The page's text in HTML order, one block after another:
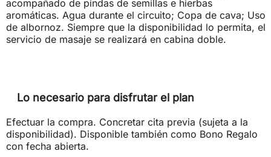
acompañado de pindas de semillas e hierbas
aromáticas. Agua durante el circuito; Copa de cava; Uso
de albornoz. Siempre que la disponibilidad lo permita, el
servicio de masaje se realizará en cabina doble.
Lo necesario para disfrutar el plan
Efectuar la compra. Concretar cita previa (sujeta a la
disponibilidad). Disponible también como Bono Regalo
con fecha abierta.